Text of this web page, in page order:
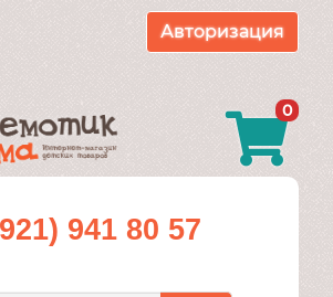
Авторизация
0
941 80 57